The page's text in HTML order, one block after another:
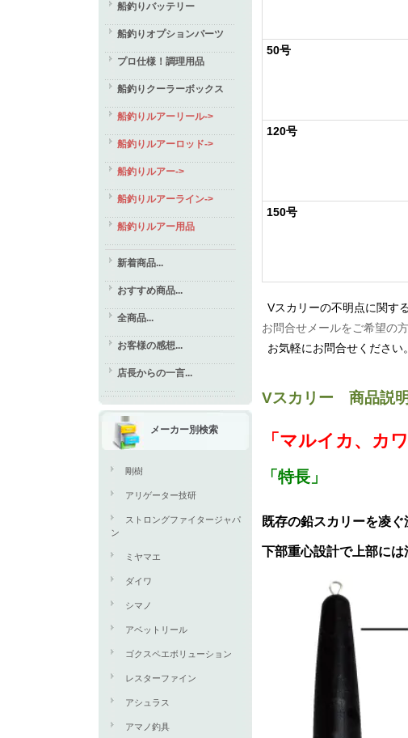
船釣りバッテリー
船釣りオプションパーツ
プロ仕様！調理用品
船釣りクーラーボックス
船釣りルアーリール->
船釣りルアーロッド->
船釣りルアー->
船釣りルアーライン->
船釣りルアー用品
新着商品...
おすすめ商品...
全商品...
お客様の感想...
店長からの一言...
メーカー別検索
剛樹
アリゲーター技研
ストロングファイタージャパ
ン
ミヤマエ
ダイワ
シマノ
アベットリール
ゴクスペエボリューション
レスターファイン
アシュラス
アマノ釣具
50号
120号
150号
Vスカリーの不明点に関す
お問合せメールをご希望の
お気軽にお問合せください。
Vスカリー 商品説明
「マルイカ、カ
「特長」
既存の鉛スカリーを凌
下部重心設計で上部に